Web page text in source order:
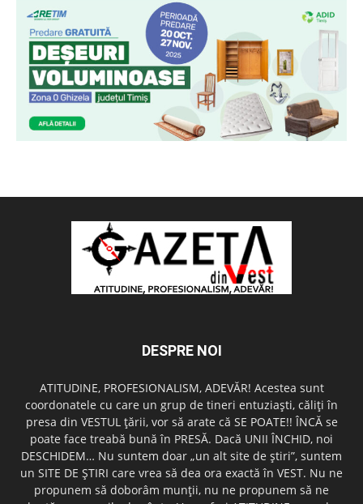
DESPRE NOI
ATITUDINE, PROFESIONALISM, ADEVĂR! Acestea sunt
coordonatele cu care un grup de tineri entuziaşti, căliţi în
presa din VESTUL ţării, vor să arate că SE POATE!! ÎNCĂ se
poate face treabă bună în PRESĂ. Dacă UNII ÎNCHID, noi
DESCHIDEM… Nu suntem doar „un alt site de ştiri”, suntem
un SITE DE ŞTIRI care vrea să dea ora exactă în VEST. Nu ne
propunem să doborâm munţii, nu ne propunem să ne